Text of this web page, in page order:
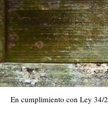
En cumplimiento con Ley 34/